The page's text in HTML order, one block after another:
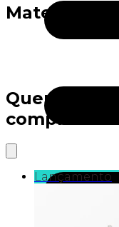
Material
Quem viu
comprou